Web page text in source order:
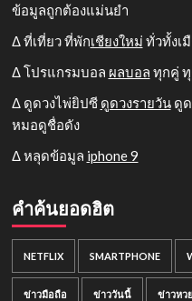
ข้อมูลถูกต้องแม่นยำ
Δ ที่เที่ยว ที่พักเชียงใหม่ ทั่วทั้งเ
Δ โปรแกรมบอล ผลบอล ทุกคู่
Δ ดูดวงไพ่ยิปซี ดูดวงรายวันดูด
หมอดูชื่อดัง
Δ หลุดข้อมูล iphone 9
คำค้นยอดฮิต
NETFLIX SMARTPHONE
ข่าวมือถือ ข่าววันนี้ ข่าวหวย